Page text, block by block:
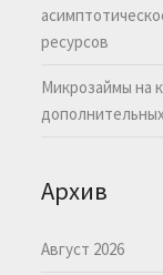
ресурсов
Микрозаймы на
Архив
Август 2026